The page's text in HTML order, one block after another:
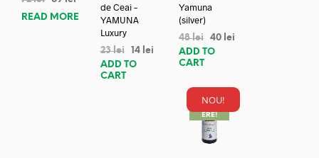
READ MORE
de Ceai –
YAMUNA
Luxury
23lei 14 lei
ADD TO
CART
Yamuna
(silver)
48lei 40 lei
ADD TO
CART
NOU!
REDUC
ERE!